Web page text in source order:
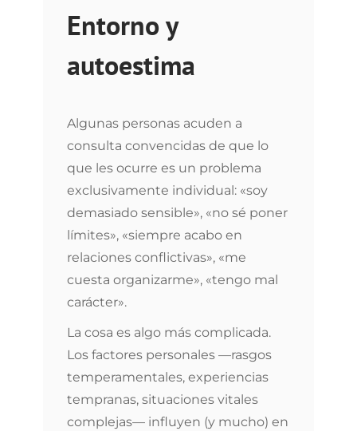
Entorno y
autoestima
Algunas personas acuden a
consulta convencidas de que lo
que les ocurre es un problema
exclusivamente individual: «soy
demasiado sensible», «no sé poner
límites», «siempre acabo en
relaciones conflictivas», «me
cuesta organizarme», «tengo mal
carácter».
La cosa es algo más complicada.
Los factores personales —rasgos
temperamentales, experiencias
tempranas, situaciones vitales
complejas— influyen (y mucho) en